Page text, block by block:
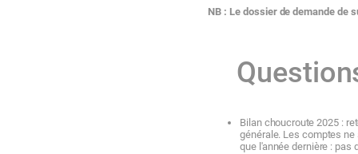
NB : Le dossier de demandede
Bilan choucroute2025:
générale. Les comptes ne
que l'année dernière : pas